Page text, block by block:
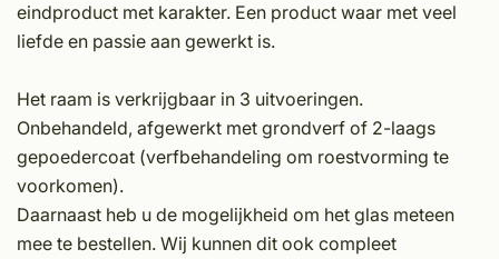
eindproduct met karakter. Een product waar met veel
liefde en passie aan gewerkt is.
Het raam is verkrijgbaar in 3 uitvoeringen.
Onbehandeld, afgewerkt met grondverf of 2-laags
gepoedercoat (verfbehandeling om roestvorming te
voorkomen).
Daarnaast heb u de mogelijkheid om het glas meteen
mee te bestellen. Wij kunnen dit ook compleet